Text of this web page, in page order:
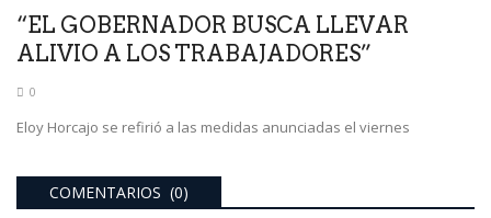
“EL GOBERNADOR BUSCA LLEVAR
ALIVIO A LOS TRABAJADORES”
0
Eloy Horcajo se refirió a las medidas anunciadas el viernes
COMENTARIOS (0)